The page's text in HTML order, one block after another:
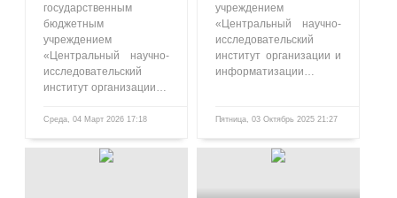
государственным
бюджетным
учреждением
«Центральный научно-
исследовательский
институт организации…
Среда, 04 Март 2026 17:18
учреждением
«Центральный научно-
исследовательский
институт организации и
информатизации…
Пятница, 03 Октябрь 2025 21:27